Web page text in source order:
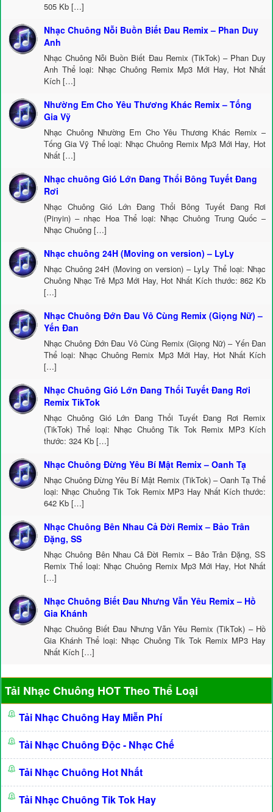
505 Kb […]
Nhạc Chuông Nỗi Buồn Biết Đau Remix – Phan Duy
Anh
Nhạc Chuông Nỗi Buồn Biết Đau Remix (TikTok) – Phan Duy
Anh Thể loại: Nhạc Chuông Remix Mp3 Mới Hay, Hot Nhất
Kích […]
Nhường Em Cho Yêu Thương Khác Remix – Tống
Gia Vỹ
Nhạc Chuông Nhường Em Cho Yêu Thương Khác Remix –
Tống Gia Vỹ Thể loại: Nhạc Chuông Remix Mp3 Mới Hay, Hot
Nhất […]
Nhạc chuông Gió Lớn Đang Thổi Bông Tuyết Đang
Rơi
Nhạc Chuông Gió Lớn Đang Thổi Bông Tuyết Đang Rơi
(Pinyin) – nhạc Hoa Thể loại: Nhạc Chuông Trung Quốc –
Nhạc Chuông […]
Nhạc chuông 24H (Moving on version) – LyLy
Nhạc Chuông 24H (Moving on version) – LyLy Thể loại: Nhạc
Chuông Nhạc Trẻ Mp3 Mới Hay, Hot Nhất Kích thước: 862 Kb
[…]
Nhạc Chuông Đớn Đau Vô Cùng Remix (Giọng Nữ) –
Yến Đan
Nhạc Chuông Đớn Đau Vô Cùng Remix (Giọng Nữ) – Yến Đan
Thể loại: Nhạc Chuông Remix Mp3 Mới Hay, Hot Nhất Kích
[…]
Nhạc Chuông Gió Lớn Đang Thổi Tuyết Đang Rơi
Remix TikTok
Nhạc Chuông Gió Lớn Đang Thổi Tuyết Đang Rơi Remix
(TikTok) Thể loại: Nhạc Chuông Tik Tok Remix MP3 Kích
thước: 324 Kb […]
Nhạc Chuông Đừng Yêu Bí Mật Remix – Oanh Tạ
Nhạc Chuông Đừng Yêu Bí Mật Remix (TikTok) – Oanh Tạ Thể
loại: Nhạc Chuông Tik Tok Remix MP3 Hay Nhất Kích thước:
642 Kb […]
Nhạc Chuông Bên Nhau Cả Đời Remix – Bảo Trân
Đặng, SS
Nhạc Chuông Bên Nhau Cả Đời Remix – Bảo Trân Đặng, SS
Remix Thể loại: Nhạc Chuông Remix Mp3 Mới Hay, Hot Nhất
[…]
Nhạc Chuông Biết Đau Nhưng Vẫn Yêu Remix – Hồ
Gia Khánh
Nhạc Chuông Biết Đau Nhưng Vẫn Yêu Remix (TikTok) – Hồ
Gia Khánh Thể loại: Nhạc Chuông Tik Tok Remix MP3 Hay
Nhất Kích […]
Tải Nhạc Chuông HOT Theo Thể Loại
Tải Nhạc Chuông Hay Miễn Phí
Tải Nhạc Chuông Độc - Nhạc Chế
Tải Nhạc Chuông Hot Nhất
Tải Nhạc Chuông Tik Tok Hay